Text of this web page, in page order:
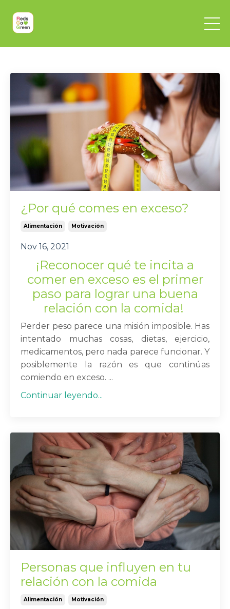
¿Por qué comes en exceso?
Alimentación Motivación
Nov 16, 2021
¡Reconocer qué te incita a
comer en exceso es el primer
paso para lograr una buena
relación con la comida!
Perder peso parece una misión imposible. Has
intentado muchas cosas, dietas, ejercicio,
medicamentos, pero nada parece funcionar. Y
posiblemente la razón es que continúas
comiendo en exceso. ...
Continuar leyendo...
Personas que influyen en tu
relación con la comida
Alimentación Motivación